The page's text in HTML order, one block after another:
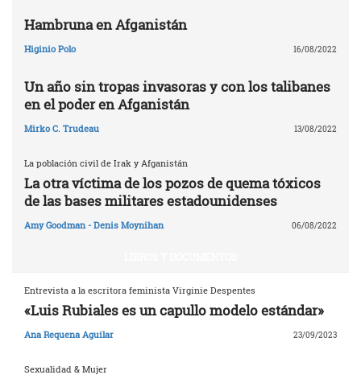
Hambruna en Afganistán
Higinio Polo 16/08/2022
Un año sin tropas invasoras y con los talibanes
en el poder en Afganistán
Mirko C. Trudeau 13/08/2022
La población civil de Irak y Afganistán
La otra víctima de los pozos de quema tóxicos
de las bases militares estadounidenses
Amy Goodman - Denis Moynihan 06/08/2022
Entrevista a la escritora feminista Virginie Despentes
«Luis Rubiales es un capullo modelo estándar»
Ana Requena Aguilar 23/09/2023
Sexualidad & Mujer